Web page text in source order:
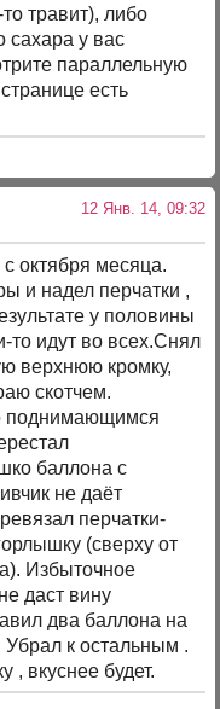
травит), либо
сахара у вас
параллельную
есть
12 Янв. 14, 09:32
октября месяца.
и надел перчатки ,
у половины
то идут во всех.Снял
верхнюю кромку,
скотчем.
поднимающимся
баллона с
не даёт
перчатки-
(сверху от
Избыточное
даст вину
два баллона на
к остальным .
, вкуснее будет.